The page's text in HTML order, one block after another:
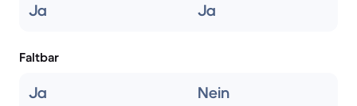
Ja Ja
Faltbar
Ja Nein